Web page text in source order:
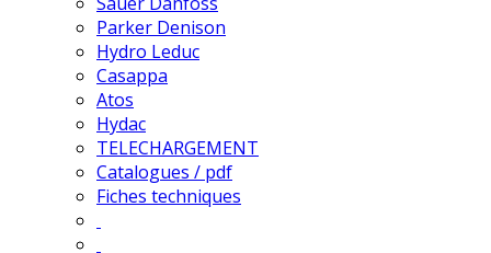
Parker Denison
Hydro Leduc
Casappa
Atos
Hydac
TELECHARGEMENT
Catalogues / pdf
Fiches techniques